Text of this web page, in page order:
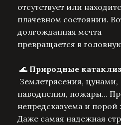
отсутствует или
плачевном состоянии.
долгожданная мечта
превращается в
🌊 Природные
Землетрясения, цунами,
наводнения, пожары...
непредсказуема и порой
Даже самая надежная